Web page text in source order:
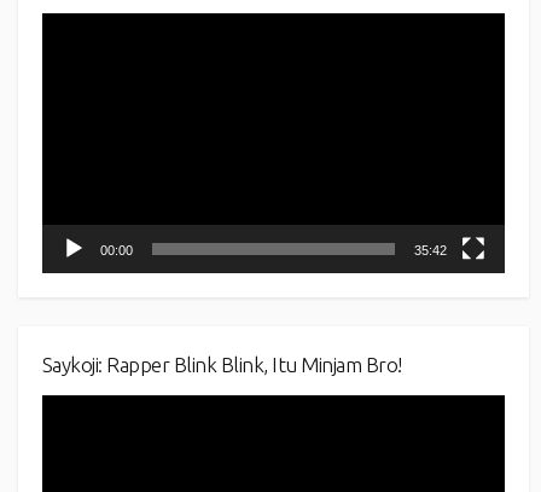
00:00 35:42
Saykoji: Rapper Blink Blink, Itu Minjam Bro!